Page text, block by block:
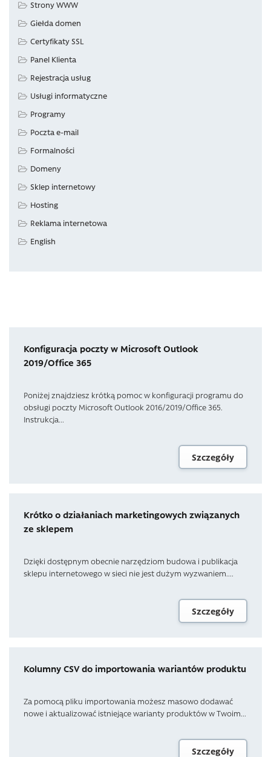
Strony WWW
Giełda domen
Certyfikaty SSL
Panel Klienta
Rejestracja usług
Usługi informatyczne
Programy
Poczta e-mail
Formalności
Domeny
Sklep internetowy
Hosting
Reklama internetowa
English
Konfiguracja poczty w Microsoft Outlook
2019/Office 365
Poniżej znajdziesz krótką pomoc w konfiguracji programu do
obsługi poczty Microsoft Outlook 2016/2019/Office 365.
Instrukcja...
Szczegóły
Krótko o działaniach marketingowych związanych
ze sklepem
Dzięki dostępnym obecnie narzędziom budowa i publikacja
sklepu internetowego w sieci nie jest dużym wyzwaniem....
Szczegóły
Kolumny CSV do importowania wariantów produktu
Za pomocą pliku importowania możesz masowo dodawać
nowe i aktualizować istniejące warianty produktów w Twoim...
Szczegóły